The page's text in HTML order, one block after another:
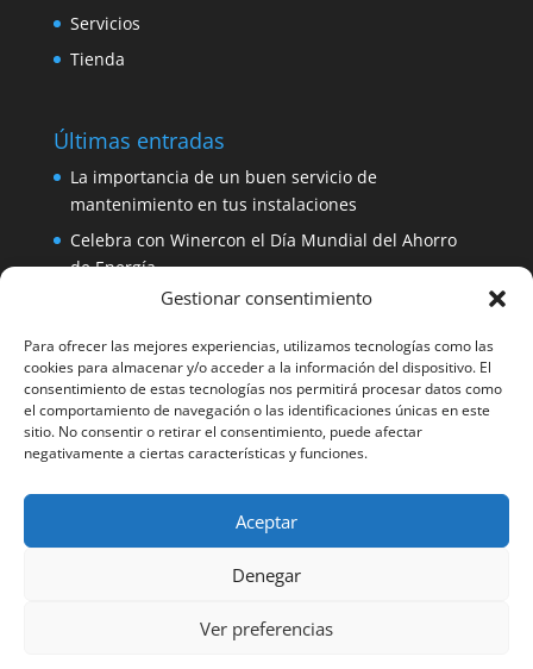
Gestionar consentimiento
Para ofrecer las mejores experiencias, utilizamos tecnologías como las
cookies para almacenar y/o acceder a la información del dispositivo. El
consentimiento de estas tecnologías nos permitirá procesar datos como
el comportamiento de navegación o las identificaciones únicas en este
sitio. No consentir o retirar el consentimiento, puede afectar
negativamente a ciertas características y funciones.
Aceptar
Denegar
Ver preferencias
Servicios
Tienda
Últimas entradas
La importancia de un buen servicio de
mantenimiento en tus instalaciones
Celebra con Winercon el Día Mundial del Ahorro
de Energía
Placa solar 330W 24V Amerisolar por sólo 137
iDialog: protege tus equipos con un SAI de fácil
instalación
Aerogenerador 1500W de Winercon: perfecto para
pequeñas viviendas